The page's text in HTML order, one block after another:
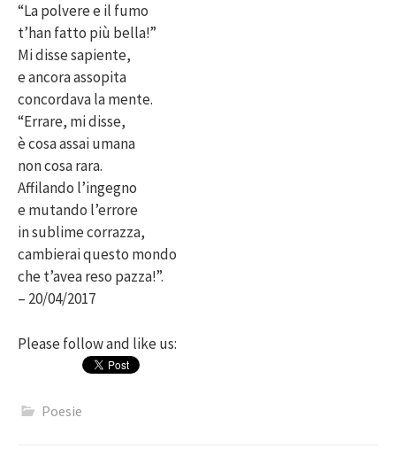
“La polvere e il fumo
t’han fatto più bella!”
Mi disse sapiente,
e ancora assopita
concordava la mente.
“Errare, mi disse,
è cosa assai umana
non cosa rara.
Affilando l’ingegno
e mutando l’errore
in sublime corrazza,
cambierai questo mondo
che t’avea reso pazza!”.
– 20/04/2017
Please follow and like us:
Poesie